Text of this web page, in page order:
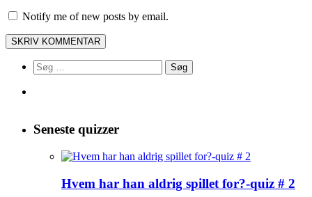
Notify me of new posts by email.
Søg
efter:
Seneste quizzer
Hvem har han aldrig spillet for?-quiz # 2